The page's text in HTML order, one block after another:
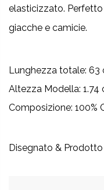
elasticizzato.
giacche e camicie.
Lunghezza totale: 63
Altezza Modella: 1.74
Composizione: 100%
Disegnato & Prodotto